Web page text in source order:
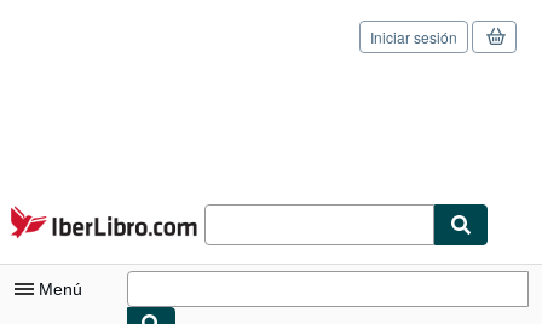
Pasar al contenido principal
IberLibro.com
Iniciar sesión
Menú